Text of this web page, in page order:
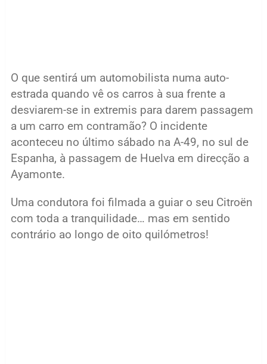
O que sentirá um automobilista numa auto-
estrada quando vê os carros à sua frente a
desviarem-se in extremis para darem passagem
a um carro em contramão? O incidente
aconteceu no último sábado na A-49, no sul de
Espanha, à passagem de Huelva em direcção a
Ayamonte.
Uma condutora foi filmada a guiar o seu Citroën
com toda a tranquilidade… mas em sentido
contrário ao longo de oito quilómetros!